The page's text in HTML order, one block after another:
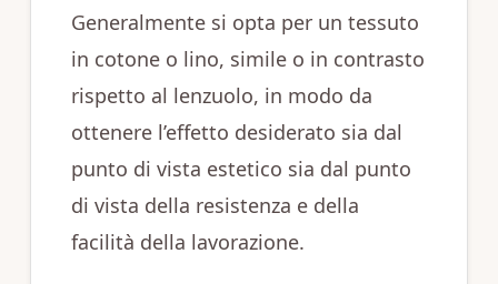
Generalmente si opta per un tessuto
in cotone o lino, simile o in contrasto
rispetto al lenzuolo, in modo da
ottenere l’effetto desiderato sia dal
punto di vista estetico sia dal punto
di vista della resistenza e della
facilità della lavorazione.